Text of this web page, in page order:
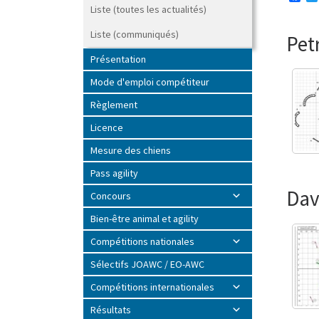
b
o
o
e
Liste (toutes les actualités)
Liste (communiqués)
Présentation
Mode d'emploi compétiteur
Règlement
Licence
Mesure des chiens
Pass agility
Concours
Bien-être animal et agility
Compétitions nationales
Sélectifs JOAWC / EO-AWC
Compétitions internationales
Résultats